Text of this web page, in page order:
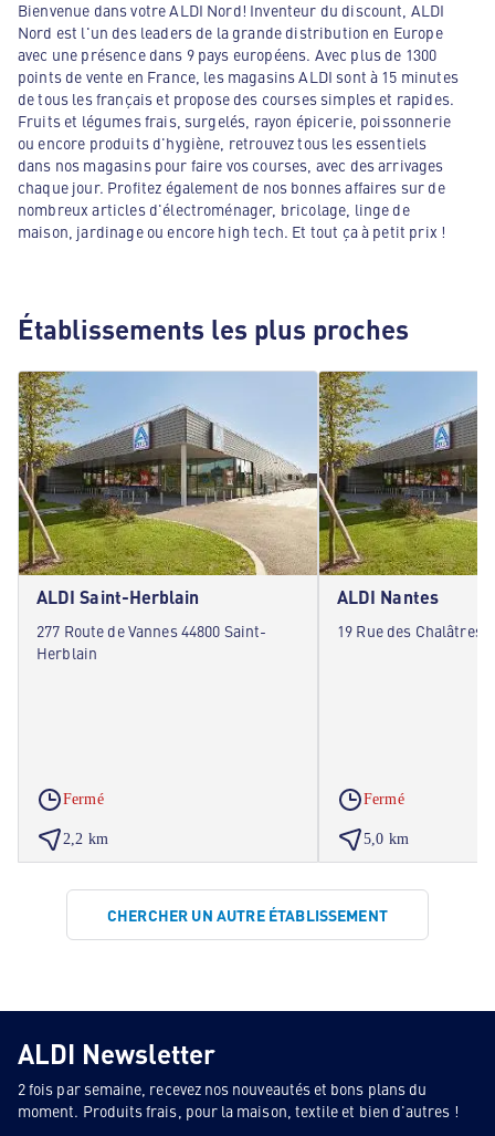
Bienvenue dans votre ALDI Nord! Inventeur du discount, ALDI
Nord est l'un des leaders de la grande distribution en Europe
avec une présence dans 9 pays européens. Avec plus de 1300
points de vente en France, les magasins ALDI sont à 15 minutes
de tous les français et propose des courses simples et rapides.
Fruits et légumes frais, surgelés, rayon épicerie, poissonnerie
ou encore produits d'hygiène, retrouvez tous les essentiels
dans nos magasins pour faire vos courses, avec des arrivages
chaque jour. Profitez également de nos bonnes affaires sur de
nombreux articles d'électroménager, bricolage, linge de
maison, jardinage ou encore high tech. Et tout ça à petit prix !
Établissements les plus proches
ALDI Saint-Herblain
277 Route de Vannes 44800 Saint-
Herblain
Fermé
2,2 km
ALDI Nantes
19 Rue des Chalâtres
Fermé
5,0 km
CHERCHER UN AUTRE ÉTABLISSEMENT
ALDI Newsletter
2 fois par semaine, recevez nos nouveautés et bons plans du
moment. Produits frais, pour la maison, textile et bien d'autres !